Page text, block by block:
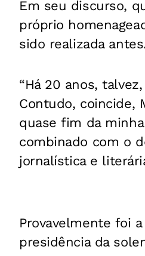
Em seu discurso,
próprio
sido realizada
“Há 20 anos,
Contudo, coincide,
quase fim da
combinado com o
jornalística e
Provavelmente foi
presidência da